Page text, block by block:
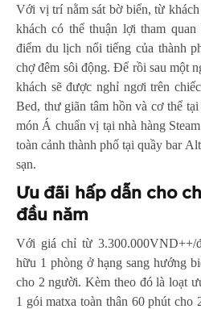
Với vị trí nằm sát bờ biển, từ khách
khách có thể thuận lợi tham
điểm du lịch nổi tiếng của thành
chợ đêm sôi động. Để rồi sau một
khách sẽ được nghỉ ngơi trên
Bed, thư giãn tâm hồn và cơ thể
món Á chuẩn vị tại nhà hàng
toàn cảnh thành phố tại quầy bar
sạn.
Ưu đãi hấp dẫn cho
đầu năm
Với giá chỉ từ 3.300.000VND++/
hữu 1 phòng ở hạng sang hướng
cho 2 người. Kèm theo đó là loạt
1 gói matxa toàn thân 60 phút cho